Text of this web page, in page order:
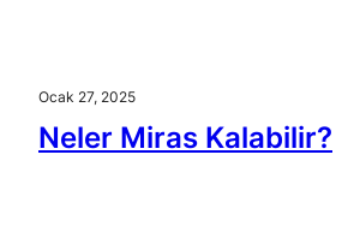
Ocak 27, 2025
Neler Miras Kalabilir?